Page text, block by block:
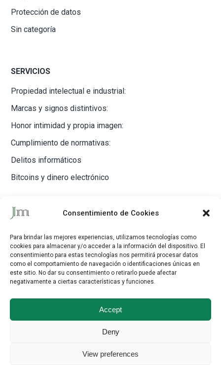
Consentimiento de Cookies
Para brindar las mejores experiencias, utilizamos tecnologías como
cookies para almacenar y/o acceder a la información del dispositivo. El
consentimiento para estas tecnologías nos permitirá procesar datos
como el comportamiento de navegación o identificaciones únicas en
este sitio. No dar su consentimiento o retirarlo puede afectar
negativamente a ciertas características y funciones.
Accept
Deny
View preferences
Protección de datos
Sin categoría
SERVICIOS
Propiedad intelectual e industrial:
Marcas y signos distintivos:
Honor intimidad y propia imagen:
Cumplimiento de normativas:
Delitos informáticos
Bitcoins y dinero electrónico
CONTACTO
C/ Delicias, 33, 1º dcha. 28045 Madrid
Tfno:917 52 84 33
Email: contacto@maestreabogados.com
Política de cookies